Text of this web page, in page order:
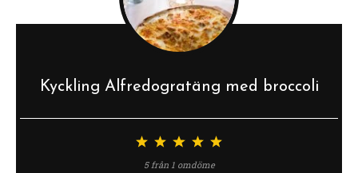
Kyckling Alfredogratäng med broccoli
5
4
stjärnor
3
stjärnor
2
stjärnor
1
stjärna
5från 1omdöme